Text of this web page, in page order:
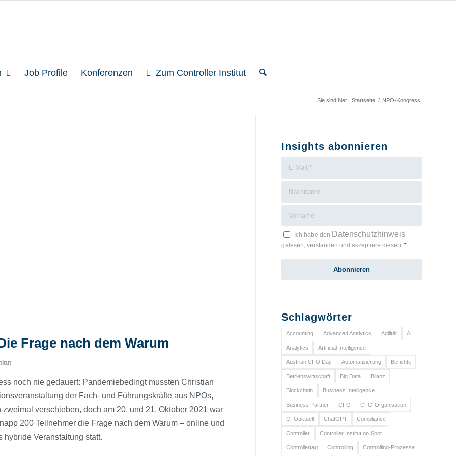
Job Profile Konferenzen Zum Controller Institut
Sie sind hier: Startseite / NPO-Kongress
Frage nach dem Warum
noch nie gedauert: Pandemiebedingt mussten Christian
der Fach- und Führungskräfte aus NPOs,
verschieben, doch am 20. und 21. Oktober 2021 war
200 Teilnehmer die Frage nach dem Warum – online und
hybride Veranstaltung statt.
Insights abonnieren
Ich habe den Datenschutzhinweis
gelesen, verstanden und akzeptiere diesen.*
Schlagwörter
Accounting Advanced Analytics Agilität AI
Analytics Artificial Intelligence
Austrian CFO Day Automatisierung Berichte
Betriebswirtschaft Big Data Bilanz
Blockchain Business Intelligence
Business Partner CFO CFO-Organisation
CFOaktuell ChatGPT Compliance
Controller Controller Institut on Spot
Controllertag Controlling Controlling-Prozesse